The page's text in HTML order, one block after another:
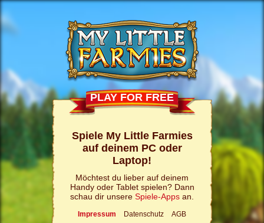
PLAY FOR FREE
Spiele My Little Farmies
auf deinem PC oder
Laptop!
Möchtest du lieber auf deinem
Handy oder Tablet spielen? Dann
schau dir unsere Spiele-Apps an.
Impressum Datenschutz
AGB